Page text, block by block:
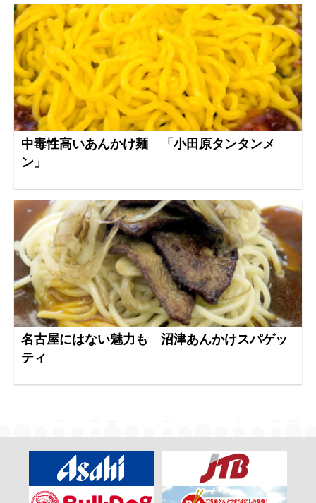
中毒性高いあんかけ麺 「小田原タンタンメ
ン」
名古屋にはない魅力も 沼津あんかけスパゲッ
ティ